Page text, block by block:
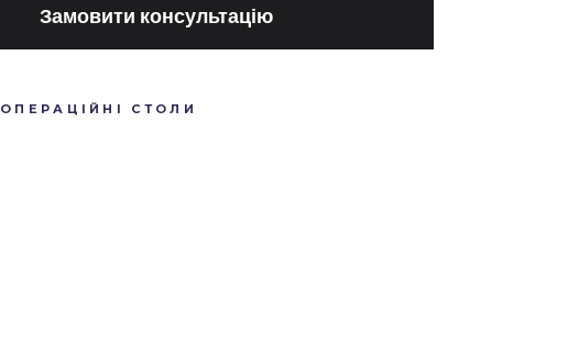
Замовити консультацію
ОПЕРАЦІЙНІ СТОЛИ